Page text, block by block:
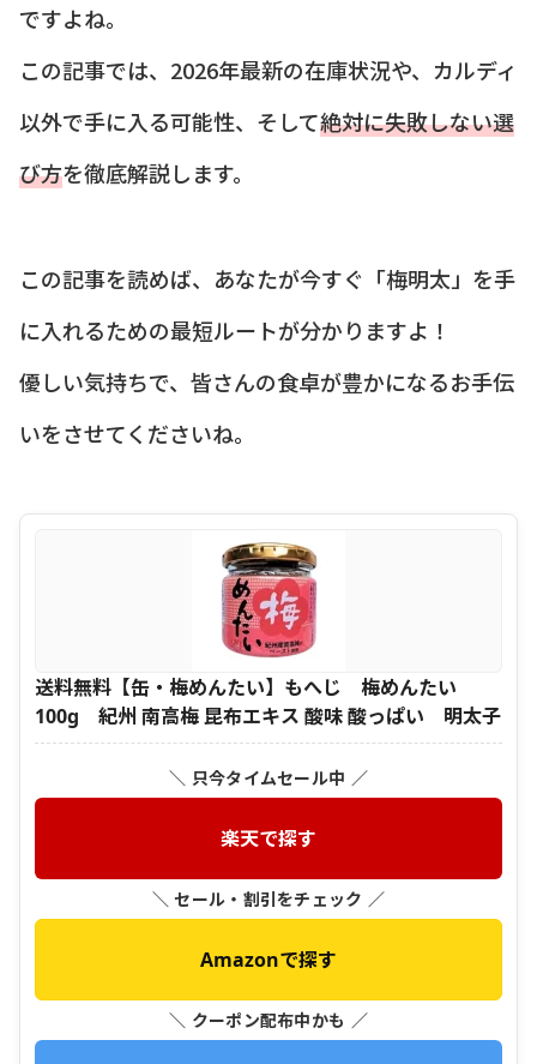
ですよね。
この記事では、2026年最新の在庫状況や、カルディ
以外で手に入る可能性、そして絶対に失敗しない選
び方を徹底解説します。
この記事を読めば、あなたが今すぐ「梅明太」を手
に入れるための最短ルートが分かりますよ！
優しい気持ちで、皆さんの食卓が豊かになるお手伝
いをさせてくださいね。
送料無料【缶・梅めんたい】もへじ 梅めんたい
100g 紀州 南高梅 昆布エキス 酸味 酸っぱい 明太子
＼ 只今タイムセール中 ／
楽天で探す
＼ セール・割引をチェック ／
Amazonで探す
＼ クーポン配布中かも ／